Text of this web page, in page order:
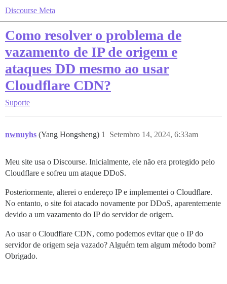
Discourse Meta
Como resolver o problema de
vazamento de IP de origem e
ataques DD mesmo ao usar
Cloudflare CDN?
Suporte
nwnuyhs (Yang Hongsheng) Setembro 14, 2024, 6:33am
1
Meu site usa o Discourse. Inicialmente, ele não era protegido pelo
Cloudflare e sofreu um ataque DDoS.
Posteriormente, alterei o endereço IP e implementei o Cloudflare.
No entanto, o site foi atacado novamente por DDoS, aparentemente
devido a um vazamento do IP do servidor de origem.
Ao usar o Cloudflare CDN, como podemos evitar que o IP do
servidor de origem seja vazado? Alguém tem algum método bom?
Obrigado.